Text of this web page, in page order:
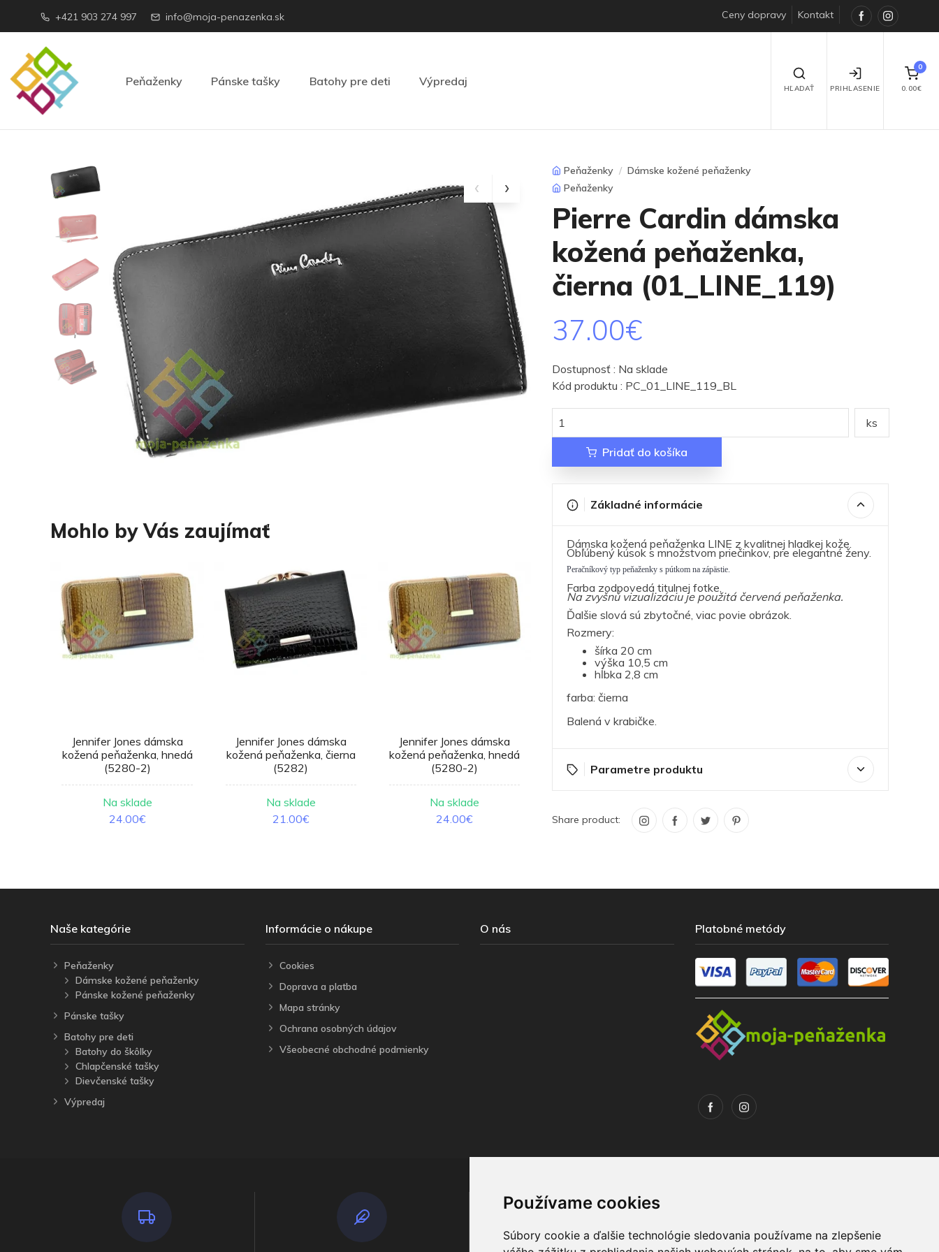
Používame cookies
Súbory cookie a ďalšie technológie sledovania používame na zlepšenie
+421 903 274 997 info@moja-penazenka.sk Ceny dopravy Kontakt Facebook
Peňaženky Pánske tašky Batohy pre deti Výpredaj
HĽADAŤ PRIHLASENIE
0
0.00€
Mohlo by Vás zaujímať
Jennifer Jones dámska
kožená peňaženka, hnedá
(5280-2)
Na sklade
24.00€
Jennifer Jones dámska
kožená peňaženka, čierna
(5282)
Na sklade
21.00€
Jennifer Jones dámska
kožená peňaženka, hnedá
(5280-2)
Na sklade
24.00€
(5282)
21.00€
Peňaženky
Dámske kožené peňaženky
Peňaženky
Pierre Cardin dámska
kožená peňaženka,
čierna (01_LINE_119)
37.00€
Dostupnosť : Na sklade
Kód produktu : PC_01_LINE_119_BL
ks
Pridať do košíka
Základné informácie
Dámska kožená peňaženka LINE z kvalitnej hladkej kože.
Obľúbený kúsok s množstvom priečinkov, pre elegantné ženy.
Peračníkový typ peňaženky s pútkom na zápästie.
Farba zodpovedá titulnej fotke.
Na zvyšnú vizualizáciu je použitá červená peňaženka.
Ďalšie slová sú zbytočné, viac povie obrázok.
Rozmery:
šírka 20 cm
výška 10,5 cm
hĺbka 2,8 cm
farba: čierna
Balená v krabičke.
Parametre produktu
Share product:
Naše kategórie
Peňaženky
Dámske kožené peňaženky
Pánske kožené peňaženky
Pánske tašky
Batohy pre deti
Batohy do škôlky
Chlapčenské tašky
Dievčenské tašky
Výpredaj
Informácie o nákupe
Cookies
Doprava a platba
Mapa stránky
Ochrana osobných údajov
Všeobecné obchodné podmienky
O nás Platobné metódy